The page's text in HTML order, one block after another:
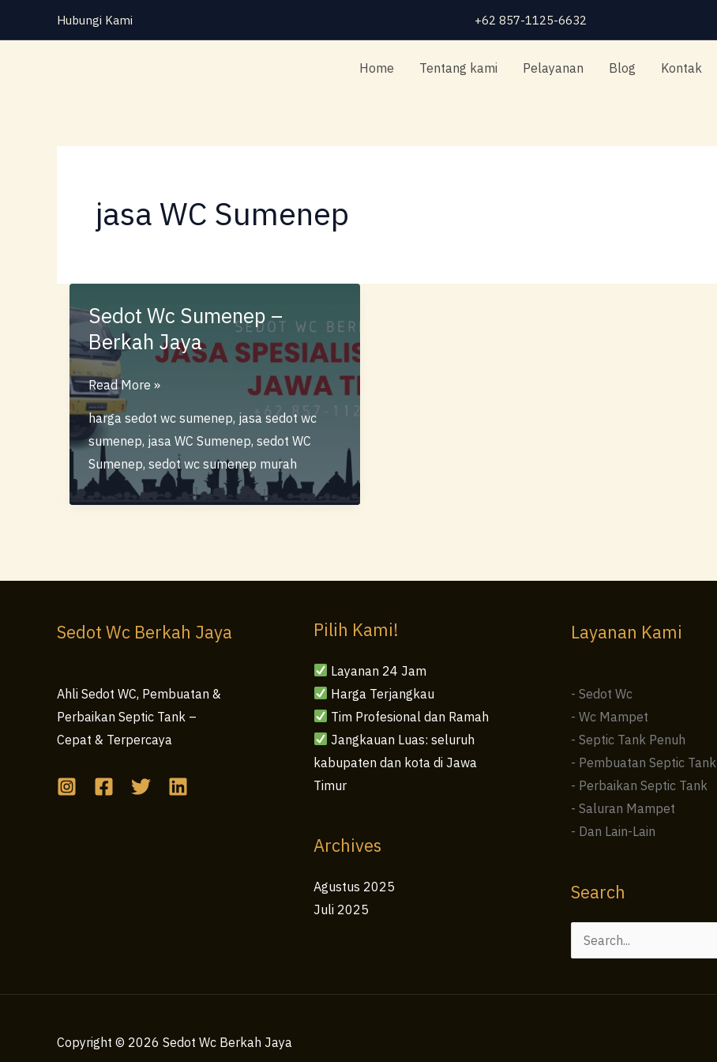
Hubungi Kami +62 857-1125-6632
Home Tentang kami Pelayanan Blog Kontak
jasa WC Sumenep
Sedot Wc Sumenep –
Berkah Jaya
Sedot
Wc
Sumenep
Berkah
Read More »
harga sedot wc sumenep, jasa sedot wc
sumenep, jasa WC Sumenep, sedot WC
Sumenep, sedot wc sumenep murah
Sedot Wc Berkah Jaya
Ahli Sedot WC, Pembuatan &
Perbaikan Septic Tank –
Cepat & Terpercaya
Pilih Kami!
Layanan 24 Jam
Harga Terjangkau
Tim Profesional dan Ramah
Jangkauan Luas: seluruh
kabupaten dan kota di Jawa
Timur
Archives
Agustus 2025
Juli 2025
Layanan Kami
- Sedot Wc
- Wc Mampet
- Septic Tank Penuh
- Pembuatan Septic Tank
- Perbaikan Septic Tank
- Saluran Mampet
- Dan Lain-Lain
Search
Cari
Copyright © 2026 Sedot Wc Berkah Jaya